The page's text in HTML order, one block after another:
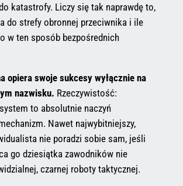
katastrofy. Liczy się tak naprawdę to,
do strefy obronnej przeciwnika i ile
w ten sposób bezpośrednich
opiera swoje sukcesy wyłącznie na
nazwisku. Rzeczywistość:
to absolutnie naczyń
Nawet najwybitniejszy,
nie poradzi sobie sam, jeśli
go dziesiątka zawodników nie
czarnej roboty taktycznej.